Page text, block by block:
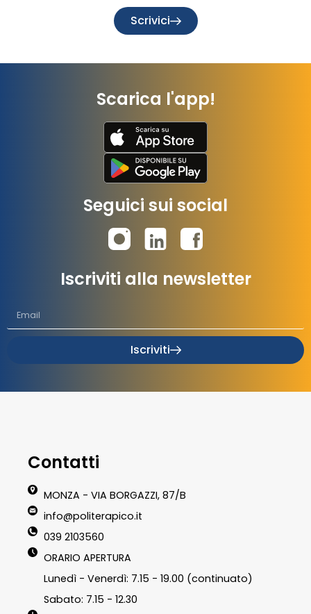
Scrivici
Scarica l'app!
Seguici sui social
Iscriviti alla newsletter
Iscriviti
Contatti
MONZA - VIA BORGAZZI, 87/B
info@politerapico.it
039 2103560
ORARIO APERTURA
Lunedì - Venerdì: 7.15 - 19.00 (continuato)
Sabato: 7.15 - 12.30